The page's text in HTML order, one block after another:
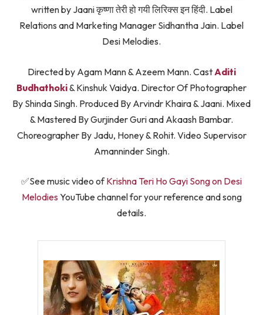
written by Jaani कृष्णा तेरी हो गयी लिरिक्स इन हिंदी. Label
Relations and Marketing Manager Sidhantha Jain. Label
Desi Melodies.
Directed by Agam Mann & Azeem Mann. Cast Aditi
Budhathoki& Kinshuk Vaidya. Director Of Photographer
By Shinda Singh. Produced By Arvindr Khaira & Jaani. Mixed
& Mastered By Gurjinder Guri and Akaash Bambar.
Choreographer By Jadu, Honey & Rohit. Video Supervisor
Amanninder Singh.
✅See music video ofKrishna Teri Ho Gayi Song on Desi
Melodies YouTube channel for your reference and song
details.